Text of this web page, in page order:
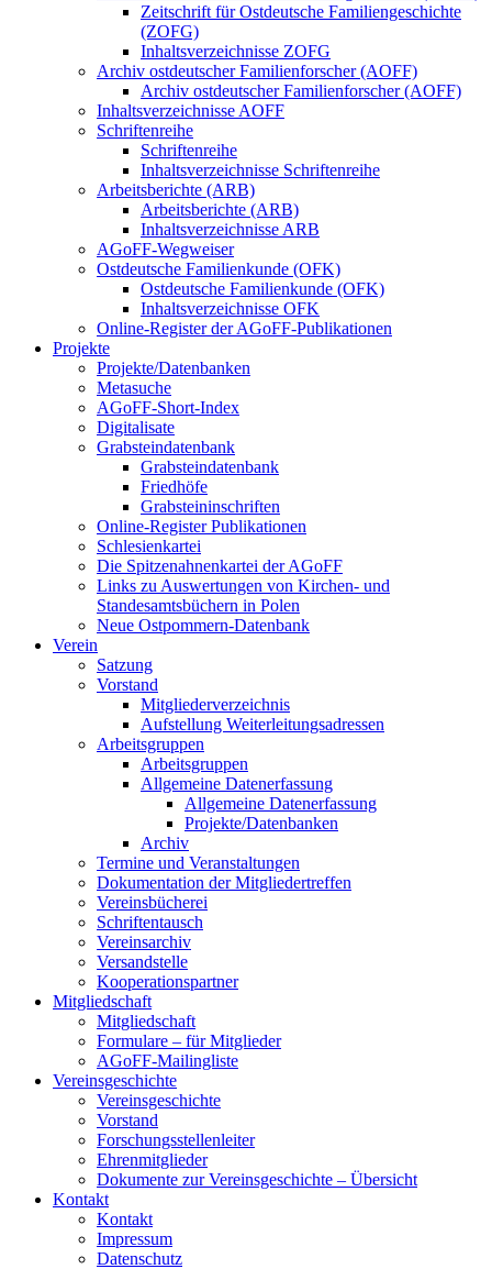
Zeitschrift für Ostdeutsche Familiengeschichte
(ZOFG)
Inhaltsverzeichnisse ZOFG
Archiv ostdeutscher Familienforscher (AOFF)
Archiv ostdeutscher Familienforscher (AOFF)
Inhaltsverzeichnisse AOFF
Schriftenreihe
Schriftenreihe
Inhaltsverzeichnisse Schriftenreihe
Arbeitsberichte (ARB)
Arbeitsberichte (ARB)
Inhaltsverzeichnisse ARB
AGoFF-Wegweiser
Ostdeutsche Familienkunde (OFK)
Ostdeutsche Familienkunde (OFK)
Inhaltsverzeichnisse OFK
Online-Register der AGoFF-Publikationen
Projekte
Projekte/Datenbanken
Metasuche
AGoFF-Short-Index
Digitalisate
Grabsteindatenbank
Grabsteindatenbank
Friedhöfe
Grabsteininschriften
Online-Register Publikationen
Schlesienkartei
Die Spitzenahnenkartei der AGoFF
Links zu Auswertungen von Kirchen- und
Standesamtsbüchern in Polen
Neue Ostpommern-Datenbank
Verein
Satzung
Vorstand
Mitgliederverzeichnis
Aufstellung Weiterleitungsadressen
Arbeitsgruppen
Arbeitsgruppen
Allgemeine Datenerfassung
Allgemeine Datenerfassung
Projekte/Datenbanken
Archiv
Termine und Veranstaltungen
Dokumentation der Mitgliedertreffen
Vereinsbücherei
Schriftentausch
Vereinsarchiv
Versandstelle
Kooperationspartner
Mitgliedschaft
Mitgliedschaft
Formulare – für Mitglieder
AGoFF-Mailingliste
Vereinsgeschichte
Vereinsgeschichte
Vorstand
Forschungsstellenleiter
Ehrenmitglieder
Dokumente zur Vereinsgeschichte – Übersicht
Kontakt
Kontakt
Impressum
Datenschutz